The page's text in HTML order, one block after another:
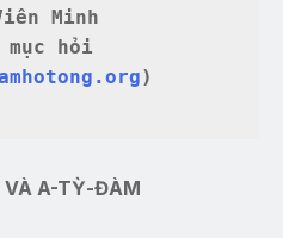
Minh
hỏi
)
VÀ A-TỲ-ĐÀM